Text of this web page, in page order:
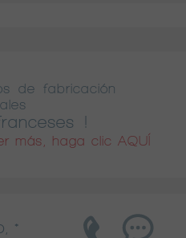
de fabricación
!
más, haga clic AQUÍ
, *